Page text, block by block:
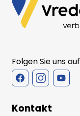
Folgen Sie uns auf
Kontakt